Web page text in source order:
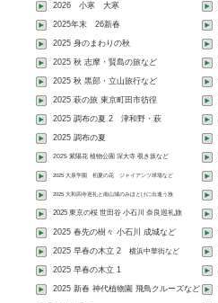
2026 小寒 大寒
2025年末 26新春
2025 身のまわりの秋
2025 秋 志摩・賢島の旅など
2025 秋 黒部・立山旅行など
2025 萩の旅 東京町田市彷徨
2025 調布の夏 2 津和野・萩
2025 調布の夏
2025 紫陽花 植物公園 深大寺 覗き坂など
2025 大泉学園 初夏の花 ジャイアンツ球場など
2025 大和四寺巡礼と南山城のみほとけに出逢う旅
2025 東京の桜 世田谷 小石川 奈良巡礼旅
2025 春先の樹々 小石川 成城など
2025 早春の木立 2 横浜中華街など
2025 早春の木立 1
2025 新春 神代植物園 飛鳥クルーズなど